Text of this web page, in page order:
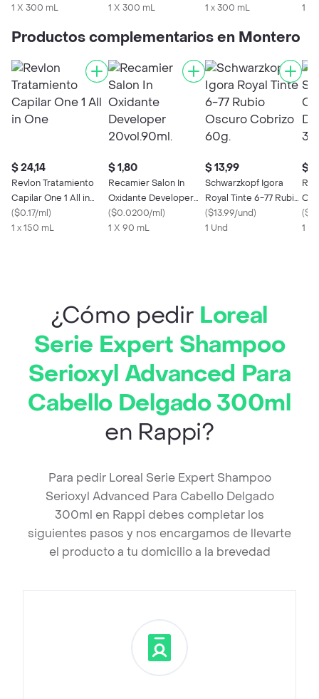
300ml
1 X 300 mL
Cabelludo Sensible
1 X 300 mL
1 x 300 mL
1 X
Productos complementarios en Montero
$ 24,14
Revlon Tratamiento
Capilar One 1 All in
One
($0.17/ml)
1 x 150 mL
$ 1,80
Recamier Salon In
Oxidante Developer
20vol.90ml.
($0.0200/ml)
1 X 90 mL
$ 13,99
Schwarzkopf Igora
Royal Tinte 6-77 Rubio
Oscuro Cobrizo 60g.
($13.99/und)
1 Und
$
(
1 X
¿Cómo pedir Loreal
Serie Expert Shampoo
Serioxyl Advanced Para
Cabello Delgado 300ml
en Rappi?
Para pedir Loreal Serie Expert Shampoo
Serioxyl Advanced Para Cabello Delgado
300ml en Rappi debes completar los
siguientes pasos y nos encargamos de llevarte
el producto a tu domicilio a la brevedad